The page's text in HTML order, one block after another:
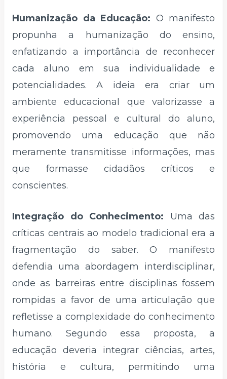
Humanização da Educação: O manifesto
propunha a humanização do ensino,
enfatizando a importância de reconhecer
cada aluno em sua individualidade e
potencialidades. A ideia era criar um
ambiente educacional que valorizasse a
experiência pessoal e cultural do aluno,
promovendo uma educação que não
meramente transmitisse informações, mas
que formasse cidadãos críticos e
conscientes.
Integração do Conhecimento: Uma das
críticas centrais ao modelo tradicional era a
fragmentação do saber. O manifesto
defendia uma abordagem interdisciplinar,
onde as barreiras entre disciplinas fossem
rompidas a favor de uma articulação que
refletisse a complexidade do conhecimento
humano. Segundo essa proposta, a
educação deveria integrar ciências, artes,
história e cultura, permitindo uma